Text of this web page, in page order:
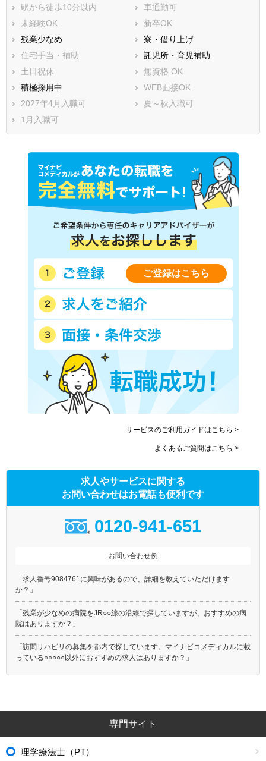
駅から徒歩10分以内
車通勤可
未経験OK
新卒OK
残業少なめ
寮・借り上げ
住宅手当・補助
託児所・育児補助
土日祝休
無資格 OK
積極採用中
WEB面接OK
2027年4月入職可
夏～秋入職可
1月入職可
ご登録はこちら
サービスのご利用ガイドはこちら >
よくあるご質問はこちら >
求人やサービスに関する
お問い合わせはお電話も便利です
0120-941-651
お問い合わせ例
「求人番号9084761に興味があるので、詳細を教えていただけます
か？」
「残業が少なめの病院をJR○○線の沿線で探していますが、おすすめの病
院はありますか？」
「訪問リハビリの募集を都内で探しています。マイナビコメディカルに載
っている○○○○○以外におすすめの求人はありますか？」
専門サイト
理学療法士（PT）